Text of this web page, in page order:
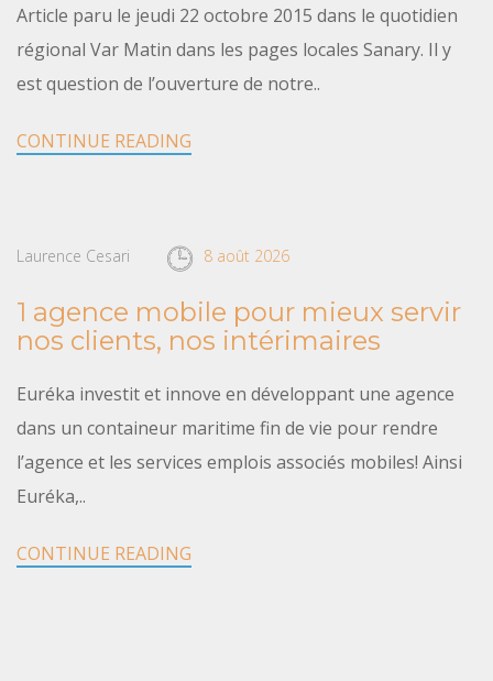
Article paru le jeudi 22 octobre 2015 dans le quotidien
régional Var Matin dans les pages locales Sanary. Il y
est question de l’ouverture de notre..
CONTINUE READING
Laurence Cesari 8 août 2026
1 agence mobile pour mieux servir
nos clients, nos intérimaires
Euréka investit et innove en développant une agence
dans un containeur maritime fin de vie pour rendre
l’agence et les services emplois associés mobiles! Ainsi
Euréka,..
CONTINUE READING